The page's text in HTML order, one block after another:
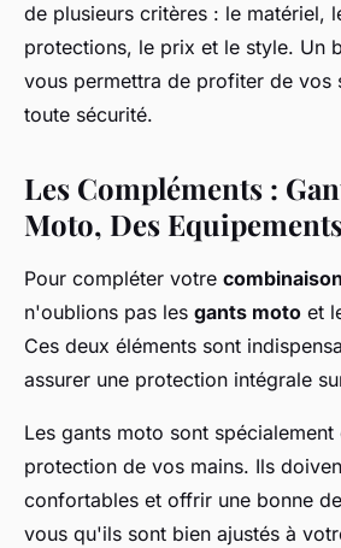
de plusieurs critères : le matériel,
protections, le prix et le style. Un
vous permettra de profiter de vos
toute sécurité.
Les Compléments :
Moto, Des
Pour compléter votre
n'oublions pas les gants moto et
Ces deux éléments sont
assurer une protection intégrale
Les gants moto sont
protection de vos mains. Ils
confortables et offrir une bonne
vous qu'ils sont bien ajustés à